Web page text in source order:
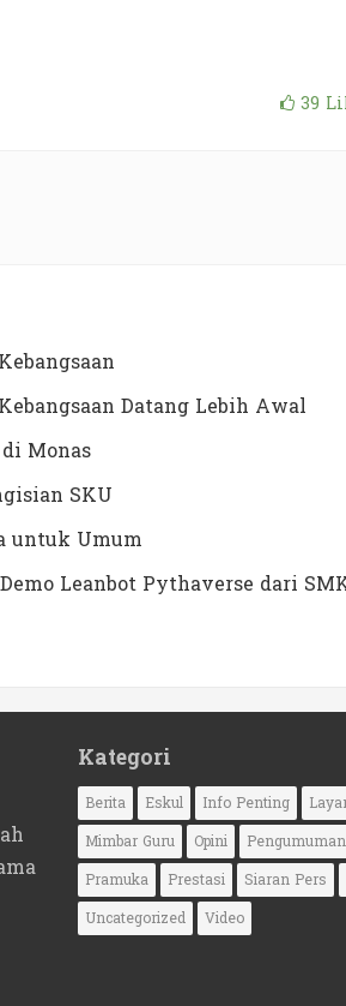
39
Datang Lebih Awal
Monas
SKU
untuk Umum
Leanbot Pythaverse dari
Kategori
Berita Eskul Info Penting
Mimbar Guru
Opini
Pengumuman
Pramuka
Prestasi
Siaran Pers
Uncategorized
Video